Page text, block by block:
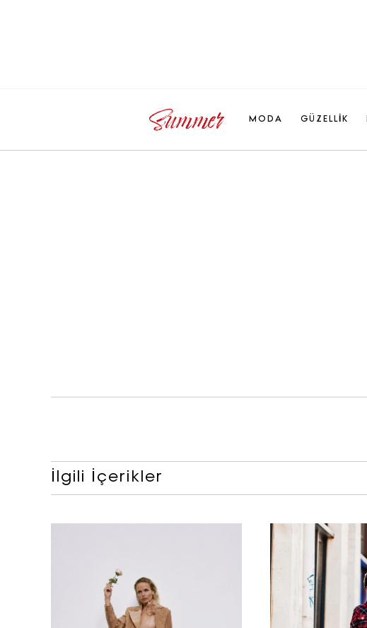
MODA GÜZELLİK
İlgili İçerikler